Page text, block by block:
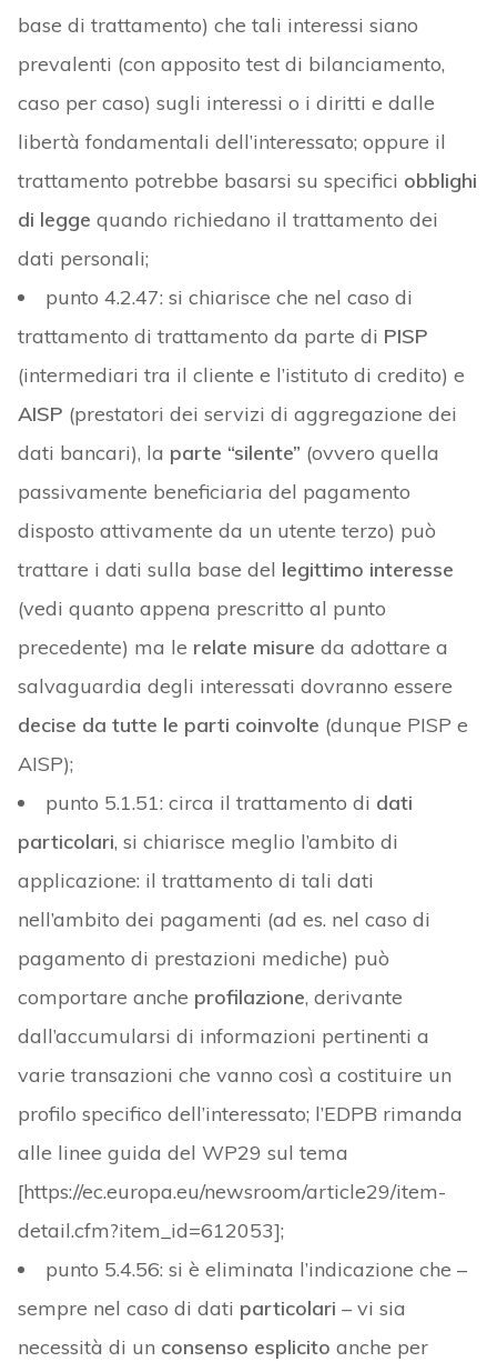
base di trattamento) che tali interessi siano
prevalenti (con apposito test di bilanciamento,
caso per caso) sugli interessi o i diritti e dalle
libertà fondamentali dell’interessato; oppure il
trattamento potrebbe basarsi su specifici obblighi
di legge quando richiedano il trattamento dei
dati personali;
punto 4.2.47: si chiarisce che nel caso di
trattamento di trattamento da parte di PISP
(intermediari tra il cliente e l’istituto di credito) e
AISP (prestatori dei servizi di aggregazione dei
dati bancari), la parte “silente” (ovvero quella
passivamente beneficiaria del pagamento
disposto attivamente da un utente terzo) può
trattare i dati sulla base del legittimo interesse
(vedi quanto appena prescritto al punto
precedente) ma le relate misure da adottare a
salvaguardia degli interessati dovranno essere
decise da tutte le parti coinvolte (dunque PISP e
AISP);
punto 5.1.51: circa il trattamento di dati
particolari, si chiarisce meglio l’ambito di
applicazione: il trattamento di tali dati
nell’ambito dei pagamenti (ad es. nel caso di
pagamento di prestazioni mediche) può
comportare anche profilazione, derivante
dall’accumularsi di informazioni pertinenti a
varie transazioni che vanno così a costituire un
profilo specifico dell’interessato; l’EDPB rimanda
alle linee guida del WP29 sul tema
[https://ec.europa.eu/newsroom/article29/item-
detail.cfm?item_id=612053];
punto 5.4.56: si è eliminata l’indicazione che –
sempre nel caso di dati particolari – vi sia
necessità di un consenso esplicito anche per